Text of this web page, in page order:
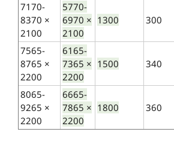
7170-
8370 ×
2100
5770-
6970 ×
2100
1300 300
7565-
8765 ×
2200
6165-
7365 ×
2200
1500 340
8065-
9265 ×
2200
6665-
7865 ×
2200
1800 360